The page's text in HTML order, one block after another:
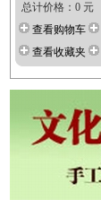
总计价格：0 元
查看购物车
查看收藏夹